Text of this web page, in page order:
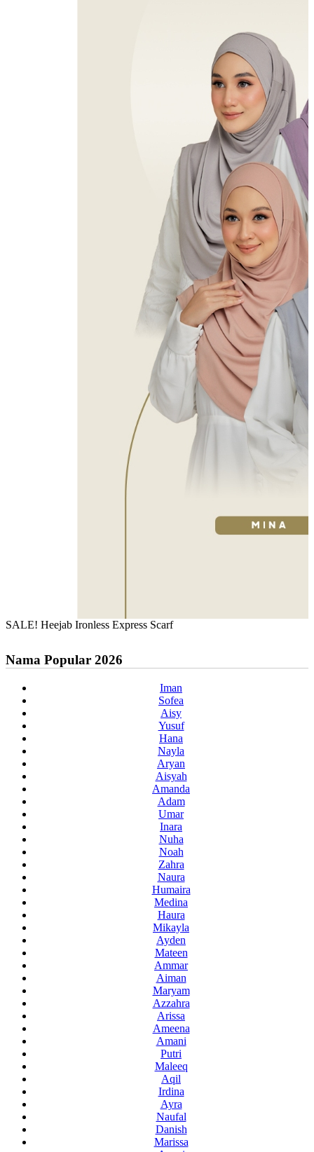
SALE! Heejab Ironless Express Scarf
Nama Popular 2026
Iman
Sofea
Aisy
Yusuf
Hana
Nayla
Aryan
Aisyah
Amanda
Adam
Umar
Inara
Nuha
Noah
Zahra
Naura
Humaira
Medina
Haura
Mikayla
Ayden
Mateen
Ammar
Aiman
Maryam
Azzahra
Arissa
Ameena
Amani
Putri
Maleeq
Aqil
Irdina
Ayra
Naufal
Danish
Marissa